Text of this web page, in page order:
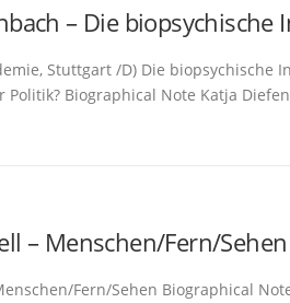
– Die biopsychische
Stuttgart /D) Die
Biographical Note Katja
– Menschen/Fern/
Fern/Sehen Biographical